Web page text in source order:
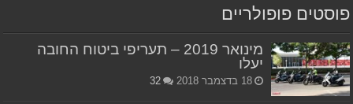
פוסטים פופולריים
מינואר 2019 – תעריפי ביטוח החובה
יעלו
18 בדצמבר 2018 32